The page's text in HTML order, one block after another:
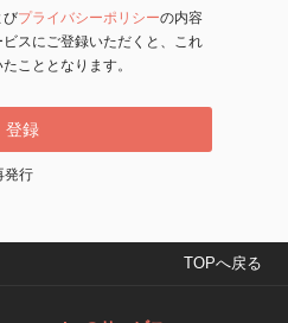
びプライバシーポリシーの内容
スにご登録いただくと、これ
こととなります。
発行
TOPへ戻る